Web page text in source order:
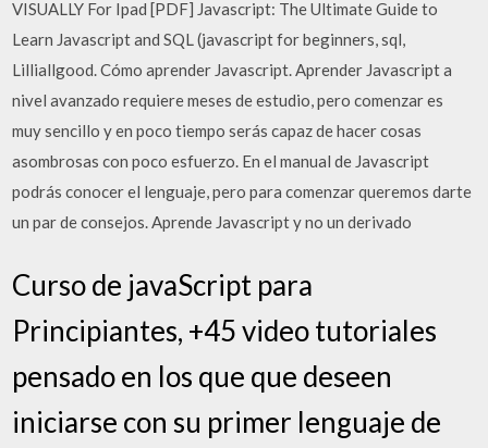
VISUALLY For Ipad [PDF] Javascript: The Ultimate Guide to
Learn Javascript and SQL (javascript for beginners, sql,
Lilliallgood. Cómo aprender Javascript. Aprender Javascript a
nivel avanzado requiere meses de estudio, pero comenzar es
muy sencillo y en poco tiempo serás capaz de hacer cosas
asombrosas con poco esfuerzo. En el manual de Javascript
podrás conocer el lenguaje, pero para comenzar queremos darte
un par de consejos. Aprende Javascript y no un derivado
Curso de javaScript para
Principiantes, +45 video tutoriales
pensado en los que que deseen
iniciarse con su primer lenguaje de